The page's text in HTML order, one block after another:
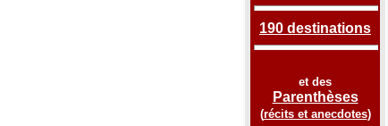
190 destinations
et des
Parenthèses
(récits et anecdotes)